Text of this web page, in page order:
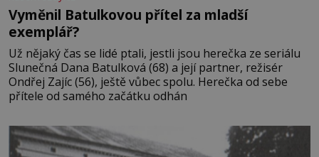
Vyměnil Batulkovou přítel za mladší
exemplář?
Už nějaký čas se lidé ptali, jestli jsou herečka ze seriálu
Slunečná Dana Batulková (68) a její partner, režisér
Ondřej Zajíc (56), ještě vůbec spolu. Herečka od sebe
přítele od samého začátku odhán